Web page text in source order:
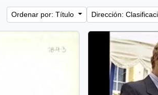
Ordenar por: Título Dirección: